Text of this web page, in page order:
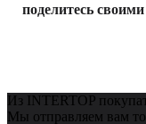
поделитесь
Из INTERTOP
Мы отправляем вам